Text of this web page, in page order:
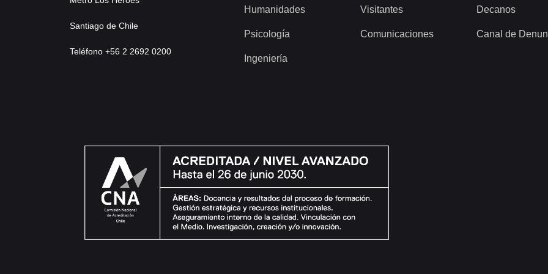
Santiago de Chile
Teléfono +56 2 2692 0200
Humanidades
Psicología
Ingeniería
Visitantes
Comunicaciones
Decanos
Canal de